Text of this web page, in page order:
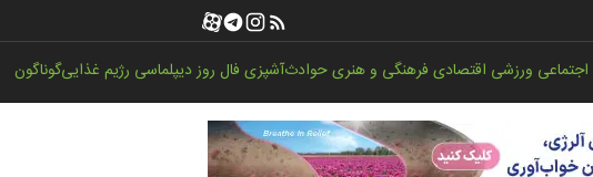
اجتماعی ورزشی اقتصادیفرهنگی و هنریحوادثآشپزیفال روزدیپلماسی رژیم غذاییگوناگون